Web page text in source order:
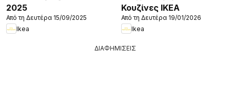
2025
Από τη Δευτέρα 15/09/2025
Ikea
Κουζίνες IKEA
Από τη Δευτέρα 19/01/2026
Ikea
ΔΙΑΦΗΜΙΣΕΙΣ